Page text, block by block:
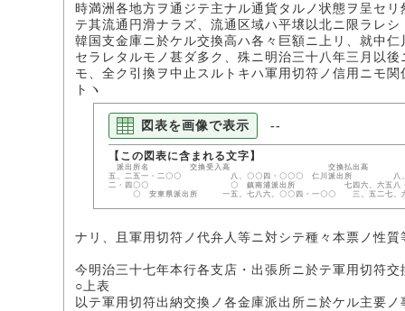
時満洲各地方ヲ通ジテ主ナル通貨タルノ状態ヲ呈セ
テ其流通円滑ナラズ、流通区域ハ平壌以北ニ限ラレ
韓国支金庫ニ於ケル交換高ハ各々巨額ニ上リ、就中
セラレタルモノ甚ダ多ク、殊ニ明治三十八年三月以
モ、全ク引換ヲ中止スルトキハ軍用切符ノ信用ニモ
トヽ
図表を画像で表示 --
派出所名 交換受入高 交
五、二五一・二〇〇 八、〇〇四・〇〇〇 仁川派出所 八
二・四〇〇 〇 鎮南浦派出所 七四六、
〇 安東県派出所 一五、七八六、〇〇四・一〇〇 三、五二七、
ナリ、且軍用切符ノ代弁人等ニ対シテ種々本票ノ性
今明治三十七年本行各支店・出張所ニ於テ軍用切符
○上表
以テ軍用切符出納交換ノ各金庫派出所ニ於ケル主要